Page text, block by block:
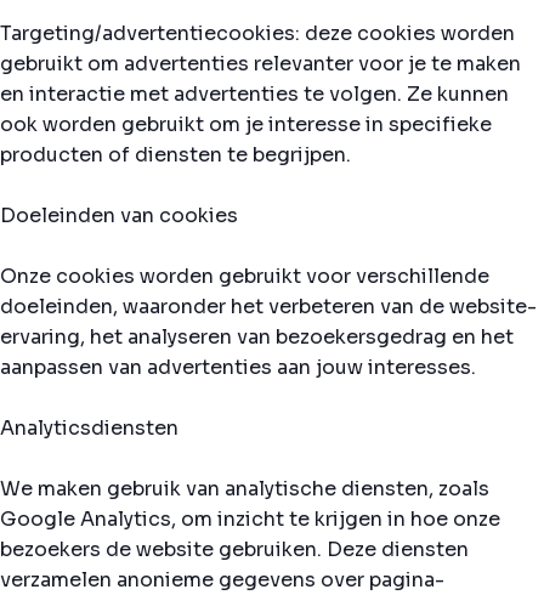
Targeting/advertentiecookies: deze cookies worden
gebruikt om advertenties relevanter voor je te maken
en interactie met advertenties te volgen. Ze kunnen
ook worden gebruikt om je interesse in specifieke
producten of diensten te begrijpen.
Doeleinden van cookies
Onze cookies worden gebruikt voor verschillende
doeleinden, waaronder het verbeteren van de website-
ervaring, het analyseren van bezoekersgedrag en het
aanpassen van advertenties aan jouw interesses.
Analyticsdiensten
We maken gebruik van analytische diensten, zoals
Google Analytics, om inzicht te krijgen in hoe onze
bezoekers de website gebruiken. Deze diensten
verzamelen anonieme gegevens over pagina-